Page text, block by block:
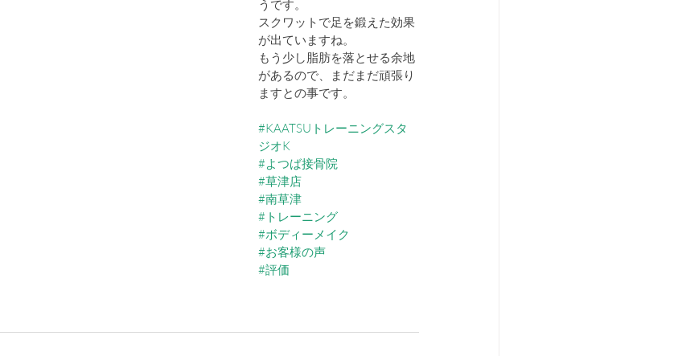
うです。
スクワットで足を鍛えた効果
が出ていますね。
もう少し脂肪を落とせる余地
があるので、まだまだ頑張り
ますとの事です。
#KAATSUトレーニングスタ
ジオK
#よつば接骨院
#草津店
#南草津
#トレーニング
#ボディーメイク
#お客様の声
#評価